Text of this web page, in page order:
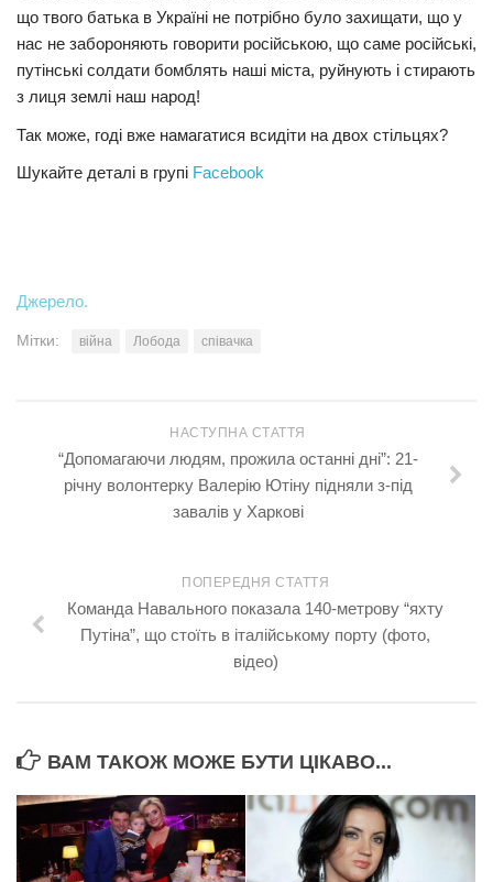
що твого батька в Україні не потрібно було захищати, що у
нас не забороняють говорити російською, що саме російські,
путінські солдати бомблять наші міста, руйнують і стирають
з лиця землі наш народ!
Так може, годі вже намагатися всидіти на двох стільцях?
Шукайте деталі в групі Facebook
Джерело.
Мітки: війна Лобода співачка
НАСТУПНА СТАТТЯ
“Допомагаючи людям, прожила останні дні”: 21-
річну волонтерку Валерію Ютіну підняли з-під
завалів у Харкові
ПОПЕРЕДНЯ СТАТТЯ
Команда Навального показала 140-метрову “яхту
Путіна”, що стоїть в італійському порту (фото,
відео)
ВАМ ТАКОЖ МОЖЕ БУТИ ЦІКАВО...